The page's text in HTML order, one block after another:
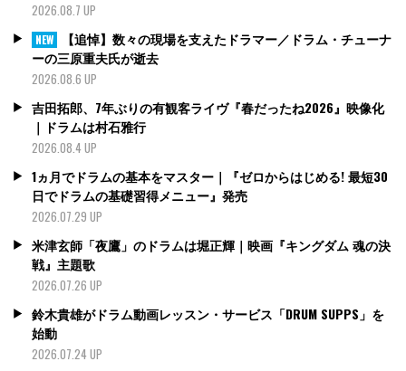
2026.08.7 UP
NEW
【追悼】数々の現場を支えたドラマー／ドラム・チューナ
ーの三原重夫氏が逝去
2026.08.6 UP
吉田拓郎、7年ぶりの有観客ライヴ『春だったね2026』映像化
｜ドラムは村石雅行
2026.08.4 UP
1ヵ月でドラムの基本をマスター｜『ゼロからはじめる! 最短30
日でドラムの基礎習得メニュー』発売
2026.07.29 UP
米津玄師「夜鷹」のドラムは堀正輝｜映画『キングダム 魂の決
戦』主題歌
2026.07.26 UP
鈴木貴雄がドラム動画レッスン・サービス「DRUM SUPPS」を
始動
2026.07.24 UP